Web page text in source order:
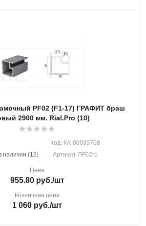
PF02 (F1-17) ГРАФИТ браш
2900 мм. Rial.Pro (10)
наличии (12)
Код: КА-00039708
Артикул: PF02гр
Цена
955.80руб./шт
Розничная цена
1 060 руб./шт